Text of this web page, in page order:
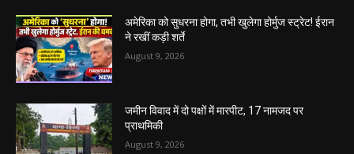
अमेरिका को सुधरना होगा, तभी खुलेगा होर्मुज स्ट्रेट! ईरान
ने रखीं कड़ी शर्ते
August 9, 2026
जमीन विवाद में दो पक्षों में मारपीट, 17 नामजद पर
प्राथमिकी
August 9, 2026